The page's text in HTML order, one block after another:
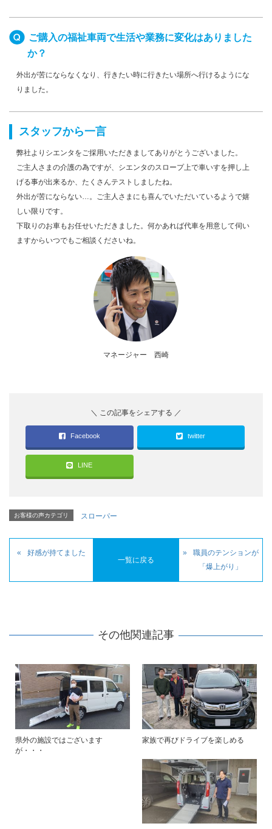
ご購入の福祉車両で生活や業務に変化はありました
か？
外出が苦にならなくなり、行きたい時に行きたい場所へ行けるようにな
りました。
スタッフから一言
弊社よりシエンタをご採用いただきましてありがとうございました。
ご主人さまの介護の為ですが、シエンタのスロープ上で車いすを押し上
げる事が出来るか、たくさんテストしましたね。
外出が苦にならない…。ご主人さまにも喜んでいただいているようで嬉
しい限りです。
下取りのお車もお任せいただきました。何かあれば代車を用意して伺い
ますからいつでもご相談くださいね。
マネージャー 西崎
Facebook twitter
LINE
お客様の声カテゴリ スローパー
好感が持てました
一覧に戻る
職員のテンションが
「爆上がり」
その他関連記事
県外の施設ではございます
が・・・
家族で再びドライブを楽しめる